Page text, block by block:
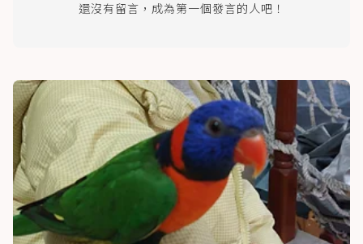
還沒有留言，成為第一個發言的人吧！